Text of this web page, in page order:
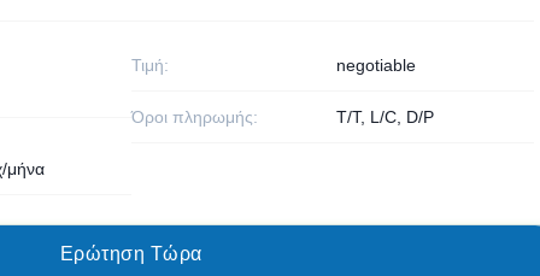
Τιμή: negotiable
Όροι πληρωμής: T/T, L/C, D/P
μήνα
Ερώτηση Τώρα